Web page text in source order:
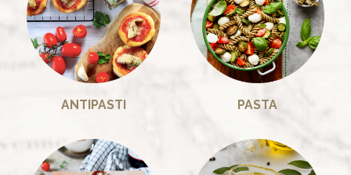
ANTIPASTI PASTA